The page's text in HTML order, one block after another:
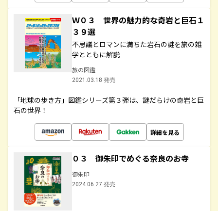
Ｗ０３ 世界の魅力的な奇岩と巨石１
３９選
不思議とロマンに満ちた岩石の謎を旅の雑
学とともに解説
旅の図鑑
2021.03.18 発売
「地球の歩き方」図鑑シリーズ第３弾は、謎だらけの奇岩と巨
石の世界！
詳細を見る
０３ 御朱印でめぐる奈良のお寺
御朱印
2024.06.27 発売